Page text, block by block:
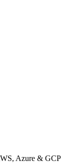
Azure & GCP